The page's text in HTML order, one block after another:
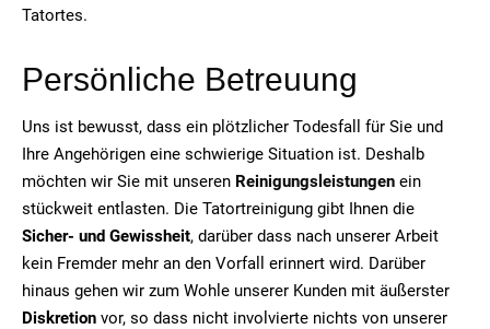
Tatortes.
Persönliche Betreuung
Uns ist bewusst, dass ein plötzlicher Todesfall für Sie und
Ihre Angehörigen eine schwierige Situation ist. Deshalb
möchten wir Sie mit unseren Reinigungsleistungen ein
stückweit entlasten. Die Tatortreinigung gibt Ihnen die
Sicher- und Gewissheit, darüber dass nach unserer Arbeit
kein Fremder mehr an den Vorfall erinnert wird. Darüber
hinaus gehen wir zum Wohle unserer Kunden mit äußerster
Diskretion vor, so dass nicht involvierte nichts von unserer